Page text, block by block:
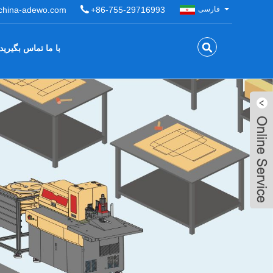
+86-755-29716993
adewo.com فارسی
با ما تماس بگیرید